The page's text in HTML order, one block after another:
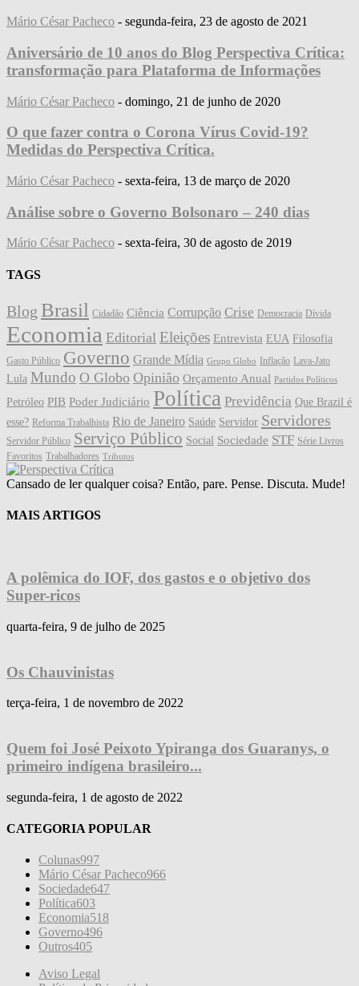
Mário César Pacheco - segunda-feira, 23 de agosto de 2021
Aniversário de 10 anos do Blog Perspectiva Crítica:
transformação para Plataforma de Informações
Mário César Pacheco - domingo, 21 de junho de 2020
O que fazer contra o Corona Vírus Covid-19?
Medidas do Perspectiva Crítica.
Mário César Pacheco - sexta-feira, 13 de março de 2020
Análise sobre o Governo Bolsonaro – 240 dias
Mário César Pacheco - sexta-feira, 30 de agosto de 2019
TAGS
Blog Brasil Cidadão Ciência Corrupção Crise Democracia Dívida
Economia Editorial Eleições Entrevista EUA Filosofia
Gasto Público Governo Grande Mídia Grupo Globo Inflação Lava-Jato
Lula Mundo O Globo Opinião Orçamento Anual Partidos Políticos
Petróleo PIB Poder Judiciário Política Previdência Que Brazil é
esse? Reforma Trabalhista Rio de Janeiro Saúde Servidor Servidores
Servidor Público Serviço Público Social Sociedade STF Série Livros
Favoritos Trabalhadores Tributos
Cansado de ler qualquer coisa? Então, pare. Pense. Discuta. Mude!
MAIS ARTIGOS
A polêmica do IOF, dos gastos e o objetivo dos
Super-ricos
quarta-feira, 9 de julho de 2025
Os Chauvinistas
terça-feira, 1 de novembro de 2022
Quem foi José Peixoto Ypiranga dos Guaranys, o
primeiro indígena brasileiro...
segunda-feira, 1 de agosto de 2022
CATEGORIA POPULAR
Colunas997
Mário César Pacheco966
Sociedade647
Política603
Economia518
Governo496
Outros405
Aviso Legal